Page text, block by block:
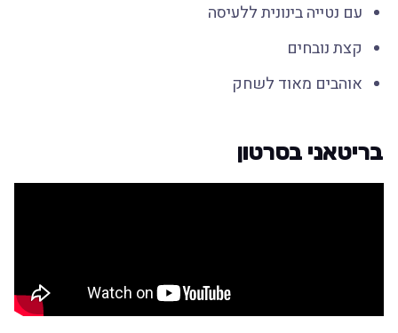
עם נטייה בינונית ללעיסה
קצת נובחים
אוהבים מאוד לשחק
בריטאני בסרטון